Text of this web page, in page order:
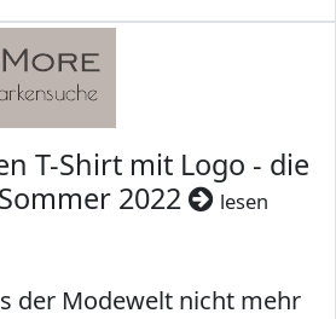
T-Shirt mit Logo - die
2022
lesen
der Modewelt nicht mehr